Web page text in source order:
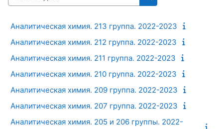
Поиск курса
Аналитическая химия. 213 группа. 2022-2023
Аналитическая химия. 212 группа. 2022-2023
Аналитическая химия. 211 группа. 2022-2023
Аналитическая химия. 210 группа. 2022-2023
Аналитическая химия. 209 группа. 2022-2023
Аналитическая химия. 207 группа. 2022-2023
Аналитическая химия. 205 и 206 группы. 2022-